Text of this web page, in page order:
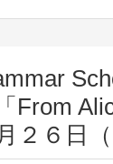
From
２６日（